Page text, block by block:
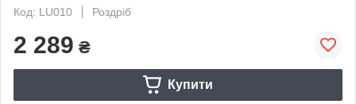
Код: LU010
Роздріб
2 289 ₴
Купити